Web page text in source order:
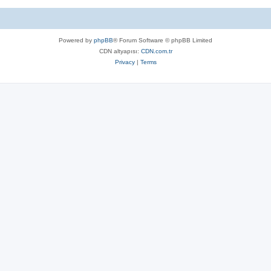
Powered by phpBB® Forum Software © phpBB Limited
CDN altyapısı: CDN.com.tr
Privacy| Terms